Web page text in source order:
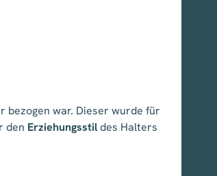
bezogen war. Dieser wurde für
den Erziehungsstildes Halters